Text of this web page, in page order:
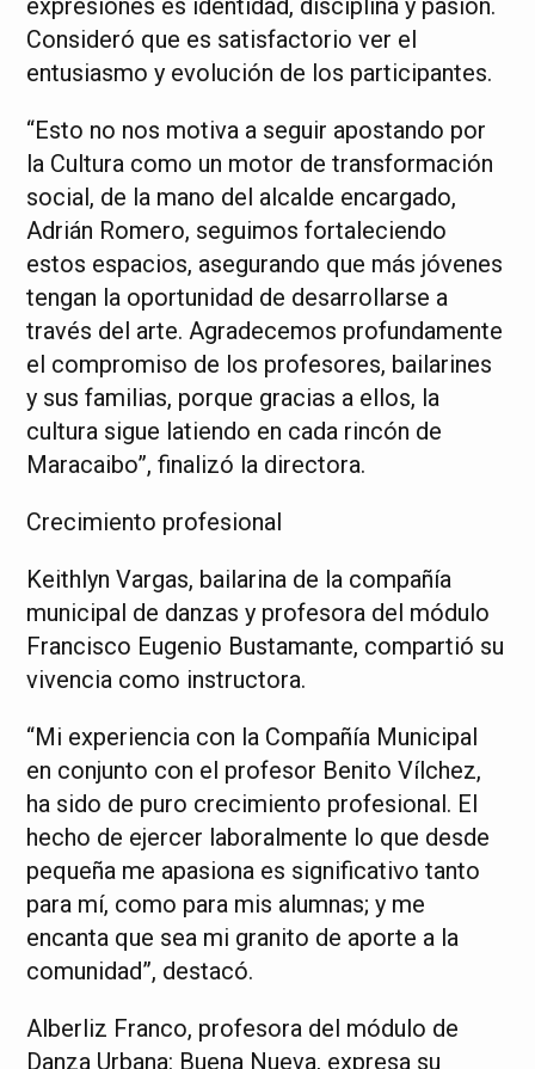
expresiones es identidad, disciplina y pasión.
Consideró que es satisfactorio ver el
entusiasmo y evolución de los participantes.
“Esto no nos motiva a seguir apostando por
la Cultura como un motor de transformación
social, de la mano del alcalde encargado,
Adrián Romero, seguimos fortaleciendo
estos espacios, asegurando que más jóvenes
tengan la oportunidad de desarrollarse a
través del arte. Agradecemos profundamente
el compromiso de los profesores, bailarines
y sus familias, porque gracias a ellos, la
cultura sigue latiendo en cada rincón de
Maracaibo”, finalizó la directora.
Crecimiento profesional
Keithlyn Vargas, bailarina de la compañía
municipal de danzas y profesora del módulo
Francisco Eugenio Bustamante, compartió su
vivencia como instructora.
“Mi experiencia con la Compañía Municipal
en conjunto con el profesor Benito Vílchez,
ha sido de puro crecimiento profesional. El
hecho de ejercer laboralmente lo que desde
pequeña me apasiona es significativo tanto
para mí, como para mis alumnas; y me
encanta que sea mi granito de aporte a la
comunidad”, destacó.
Alberliz Franco, profesora del módulo de
Danza Urbana: Buena Nueva, expresa su